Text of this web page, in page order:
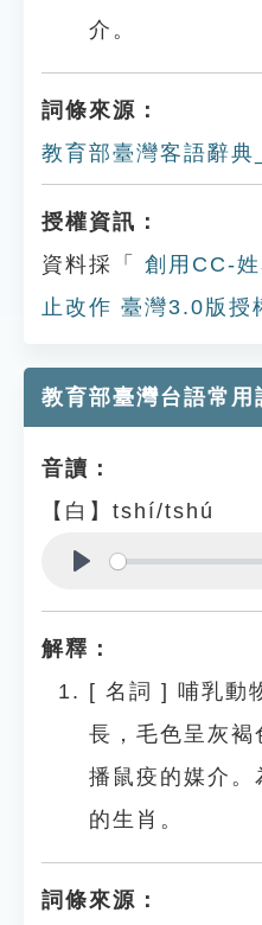
介。
詞條來源：
教育部臺灣客語辭典
授權資訊：
資料採「
創用CC-
止改作 臺灣3.0版授
教育部臺灣台語常用
音讀：
【白】tshí/tshú
解釋：
[ 名詞 ] 哺乳動
長，毛色呈灰褐
播鼠疫的媒介。
的生肖。
詞條來源：